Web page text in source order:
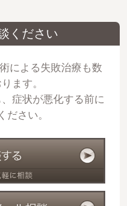
ください
による失敗治療も数
ます。
症状が悪化する前に
ださい。